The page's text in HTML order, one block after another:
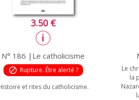
3.50 €
N° 186 |Le catholicisme
block Rupture. Être alerté ?
et rites du catholicisme.
Le
la